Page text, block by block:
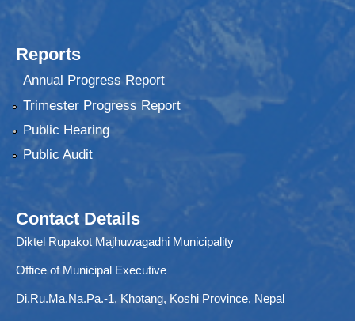
Reports
Annual Progress Report
Trimester Progress Report
Public Hearing
Public Audit
Contact Details
Diktel Rupakot Majhuwagadhi Municipality
Office of Municipal Executive
Di.Ru.Ma.Na.Pa.-1, Khotang, Koshi Province, Nepal